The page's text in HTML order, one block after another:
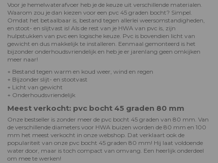
Voor je hemelwaterafvoer heb je de keuze uit verschillende materialen.
Waarom zou je dan kiezen voor een pvc 45 graden bocht? Simpel.
Omdat het betaalbaar is, bestand tegen allerlei weersomstandigheden,
en stoot- en slijtvast is! Als de rest van je HWA van pvc is, zijn
hulpstukken van pvc een logische keuze. Pvc is bovendien licht van
gewicht en dus makkelijk te installeren. Eenmaal gemonteerd is het
bijzonder onderhoudsvriendelijk en heb je er jarenlang geen omkijken
meer naar!
+ Bestand tegen warm en koud weer, wind en regen
+ Bijzonder slijt- en stootvast
+ Licht van gewicht
+ Onderhoudsvriendelijk
Meest verkocht: pvc bocht 45 graden 80 mm
Onze bestseller is zonder meer de pvc bocht 45 graden van 80 mm. Van
de verschillende diameters voor HWA buizen worden de 80 mm en 100
mm het meest verkocht in onze webshop. Dat verklaart ook de
populariteit van onze pvc bocht 45 graden 80 mm! Hij laat voldoende
water door, maar is toch compact van omvang. Een heerlijk onderdeel
om mee te werken!